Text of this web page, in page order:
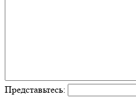
Представьтесь: